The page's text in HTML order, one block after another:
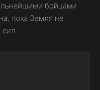
бойцами
пока Земля не
сил.